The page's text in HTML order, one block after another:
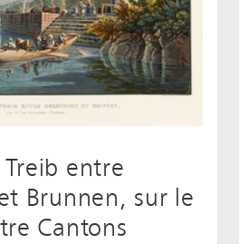
entre
Brunnen, sur le
Cantons